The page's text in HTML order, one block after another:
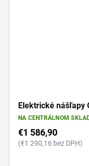
Elektrické nášľapy
NA CENTRÁLNOM
€1 586,90
(€1 290,16 bez DPH)